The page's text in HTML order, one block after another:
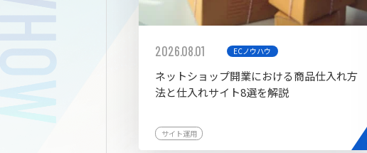
2026.08.01 ECノウハウ
ネットショップ開業における商品仕入れ方
法と仕入れサイト8選を解説
サイト運用